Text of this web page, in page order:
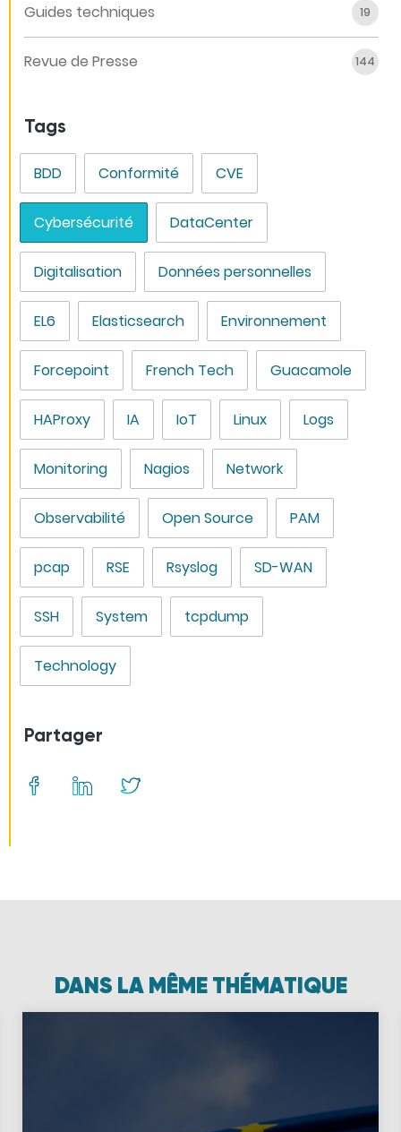
Guides techniques 19
Revue de Presse 144
Tags
BDD Conformité CVE
Cybersécurité DataCenter
Digitalisation Données personnelles
EL6 Elasticsearch Environnement
Forcepoint French Tech Guacamole
HAProxy IA IoT Linux Logs
Monitoring Nagios Network
Observabilité Open Source PAM
pcap RSE Rsyslog SD-WAN
SSH System tcpdump
Technology
Partager
DANS LA MÊME THÉMATIQUE